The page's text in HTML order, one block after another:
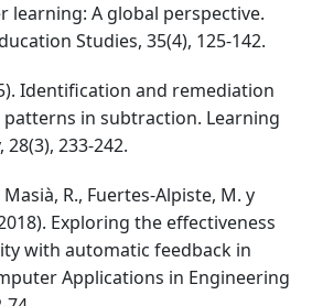
learning: A global perspective.
Studies, 35(4), 125-142.
Identification and remediation
in subtraction. Learning
233-242.
R., Fuertes-Alpiste, M. y
Exploring the effectiveness
with automatic feedback in
Applications in Engineering